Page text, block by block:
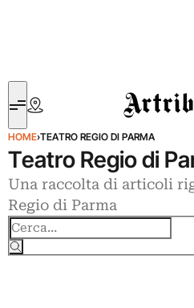
Artribune
HOME›TEATRO REGIO DI PARMA
Teatro Regio di
Una raccolta di articoli
Regio di Parma